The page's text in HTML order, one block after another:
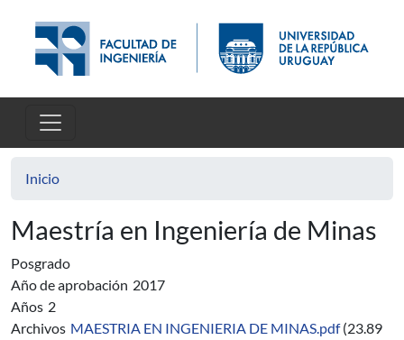
Inicio
Maestría en Ingeniería de Minas
Posgrado
Año de aprobación 2017
Años 2
Archivos MAESTRIA EN INGENIERIA DE MINAS.pdf (23.89